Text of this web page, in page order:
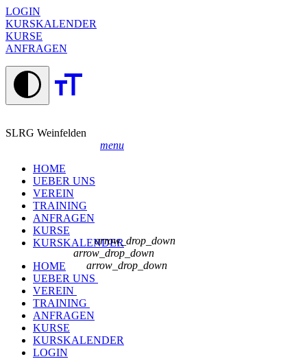
LOGIN
KURSKALENDER
KURSE
ANFRAGEN
SLRG Weinfelden
menu
HOME
UEBER UNS
VEREIN
TRAINING
ANFRAGEN
KURSE
KURSKALENDER
HOME
UEBER UNS
arrow_drop_down
VEREIN
arrow_drop_down
TRAINING
arrow_drop_down
ANFRAGEN
KURSE
KURSKALENDER
LOGIN